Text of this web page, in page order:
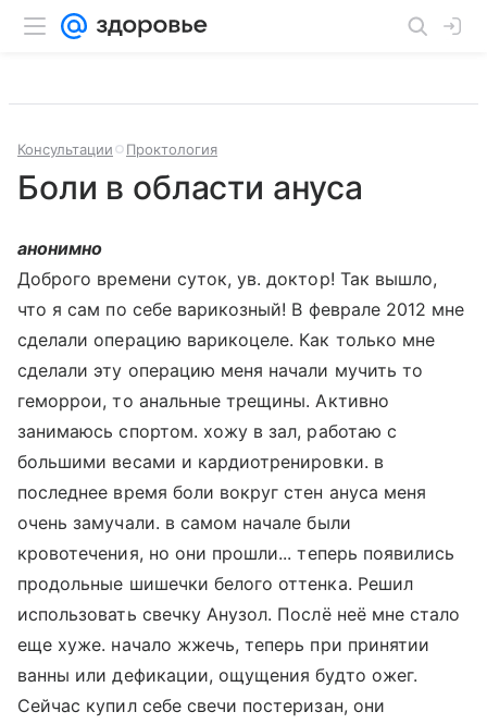
Консультации Проктология
Боли в области ануса
анонимно
Доброго времени суток, ув. доктор! Так вышло,
что я сам по себе варикозный! В феврале 2012 мне
сделали операцию варикоцеле. Как только мне
сделали эту операцию меня начали мучить то
геморрои, то анальные трещины. Активно
занимаюсь спортом. хожу в зал, работаю с
большими весами и кардиотренировки. в
последнее время боли вокруг стен ануса меня
очень замучали. в самом начале были
кровотечения, но они прошли... теперь появились
продольные шишечки белого оттенка. Решил
использовать свечку Анузол. Послё неё мне стало
еще хуже. начало жжечь, теперь при принятии
ванны или дефикации, ощущения будто ожег.
Сейчас купил себе свечи постеризан, они